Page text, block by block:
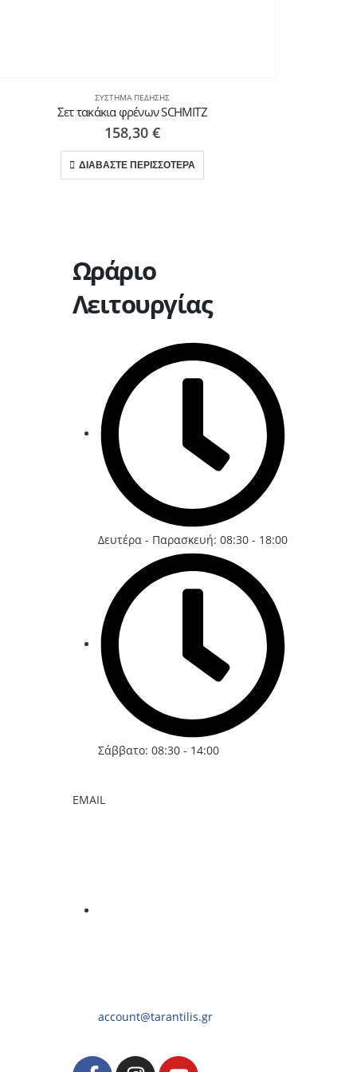
ΣΎΣΤΗΜΑ ΠΈΔΗΣΗΣ
Σετ τακάκια φρένων SCHMITZ
158,30 €
ΔΙΑΒΑΣΤΕ ΠΕΡΙΣΣΟΤΕΡΑ
Ωράριο
Λειτουργίας
Δευτέρα - Παρασκευή: 08:30 - 18:00
Σάββατο: 08:30 - 14:00
EMAIL
account@tarantilis.gr